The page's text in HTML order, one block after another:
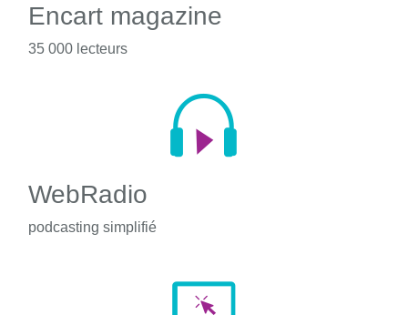
Encart magazine
35 000 lecteurs
WebRadio
podcasting simplifié